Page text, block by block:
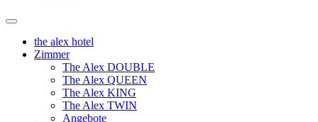
the alex hotel
Zimmer
The Alex DOUBLE
The Alex QUEEN
The Alex KING
The Alex TWIN
Angebote